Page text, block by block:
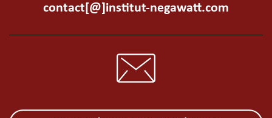
contact[@]institut-negawatt.com